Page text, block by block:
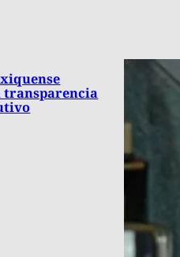
transparencia